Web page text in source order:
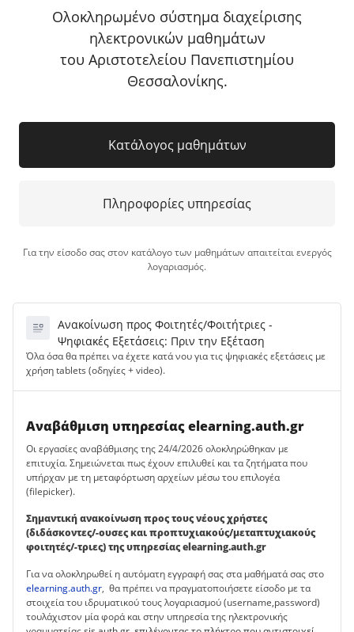
Ολοκληρωμένο σύστημα διαχείρισης
ηλεκτρονικών μαθημάτων
του Αριστοτελείου Πανεπιστημίου
Θεσσαλονίκης.
Κατάλογος μαθημάτων
Πληροφορίες υπηρεσίας
Για την είσοδο σας στον κατάλογο των μαθημάτων απαιτείται ενεργός
λογαριασμός.
Ανακοίνωση προς Φοιτητές/Φοιτήτριες -
Ψηφιακές Εξετάσεις: Πριν την Εξέταση
Όλα όσα θα πρέπει να έχετε κατά νου για τις ψηφιακές εξετάσεις με
χρήση tablets (οδηγίες + video).
Αναβάθμιση υπηρεσίας elearning.auth.gr
Οι εργασίες αναβάθμισης της 24/4/2026 ολοκληρώθηκαν με
επιτυχία. Σημειώνεται πως έχουν επιλυθεί και τα ζητήματα που
υπήρχαν με τη μεταφόρτωση αρχείων μέσω του επιλογέα
(filepicker).
Σημαντική ανακοίνωση προς τους νέους χρήστες
(διδάσκοντες/-ουσες και προπτυχιακούς/μεταπτυχιακούς
φοιτητές/-τριες) της υπηρεσίας elearning.auth.gr
Για να ολοκληρωθεί η αυτόματη εγγραφή σας στα μαθήματά σας στο
elearning.auth.gr, θα πρέπει να πραγματοποιήσετε είσοδο με τα
στοιχεία του ιδρυματικού τους λογαριασμού (username,password)
τουλάχιστον μία φορά και στην υπηρεσία της ηλεκτρονικής